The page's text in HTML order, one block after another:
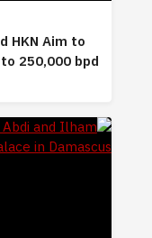
HKN Aim to
250,000 bpd